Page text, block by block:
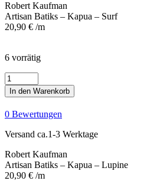
Robert Kaufman
Artisan Batiks – Kapua – Surf
20,90 € /m
6 vorrätig
Artisan
Batiks
-
Kapua
–
Lupine
Menge
In den Warenkorb
0 Bewertungen
Versand ca.1-3 Werktage
Robert Kaufman
Artisan Batiks – Kapua – Lupine
20,90 € /m